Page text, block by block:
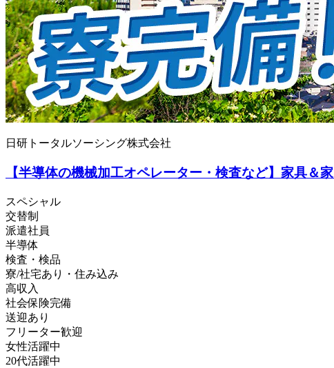
日研トータルソーシング株式会社
【半導体の機械加工オペレーター・検査など】家具
スペシャル
交替制
派遣社員
半導体
検査・検品
寮/社宅あり・住み込み
高収入
社会保険完備
送迎あり
フリーター歓迎
女性活躍中
20代活躍中